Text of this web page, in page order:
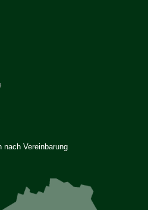
nach Vereinbarung